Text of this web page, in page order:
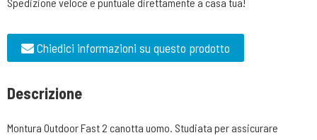
Chiedici informazioni su questo prodotto
Descrizione
Montura Outdoor Fast 2 canotta uomo. Studiata per assicurare